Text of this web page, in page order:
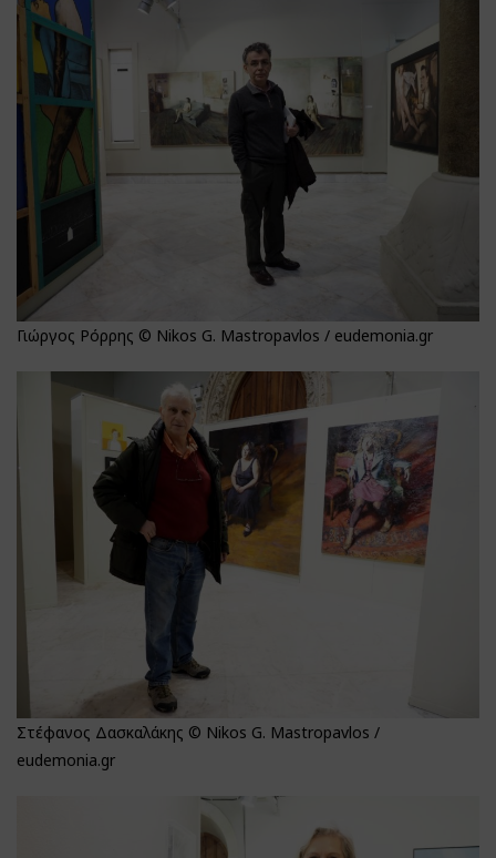
Γιώργος Ρόρρης © Nikos G. Mastropavlos / eudemonia.gr
Στέφανος Δασκαλάκης © Nikos G. Mastropavlos /
eudemonia.gr